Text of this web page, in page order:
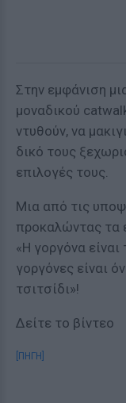
Στην εμφάνιση
μοναδικού
ντυθούν, να
δικό τους
επιλογές τους.
Μια από τις
προκαλώντας τα
«Η γοργόνα είναι
γοργόνες είναι
τσιτσίδι»!
Δείτε το βίντεο
[ΠΗΓΗ]